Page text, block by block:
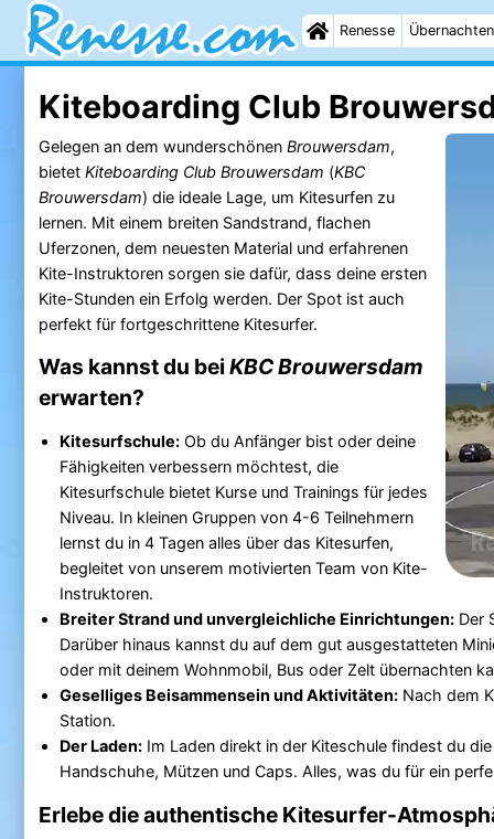
Renesse Übernachten
Kiteboarding Club
Gelegen an dem wunderschönen Brouwersdam,
bietet Kiteboarding Club Brouwersdam (KBC
Brouwersdam) die ideale Lage, um Kitesurfen zu
lernen. Mit einem breiten Sandstrand, flachen
Uferzonen, dem neuesten Material und erfahrenen
Kite-Instruktoren sorgen sie dafür, dass deine ersten
Kite-Stunden ein Erfolg werden. Der Spot ist auch
perfekt für fortgeschrittene Kitesurfer.
Was kannst du bei KBC Brouwersdam
erwarten?
Kitesurfschule:Ob du Anfänger bist oder deine
Fähigkeiten verbessern möchtest, die
Kitesurfschule bietet Kurse und Trainings für jedes
Niveau. In kleinen Gruppen von 4-6 Teilnehmern
lernst du in 4 Tagen alles über das Kitesurfen,
begleitet von unserem motivierten Team von Kite-
Instruktoren.
Breiter Strand und unvergleichliche Einrichtungen:Der
Darüber hinaus kannst du auf dem gut ausgestatteten
oder mit deinem Wohnmobil, Bus oder Zelt übernachten
Geselliges Beisammensein und Aktivitäten:Nach dem
Station.
Der Laden:Im Laden direkt in der Kiteschule findest du
Handschuhe, Mützen und Caps. Alles, was du für ein
Erlebe die authentische Kitesurfer-